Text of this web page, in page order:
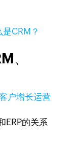
是CRM？
、
户增长运营